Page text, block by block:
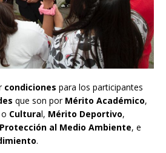
condiciones para los participantes
que son por Mérito Académico,
o Cultural, Mérito Deportivo,
Protección al Medio Ambiente, e
.